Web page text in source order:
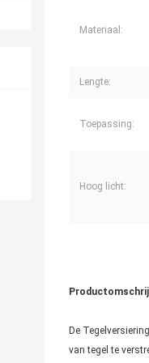
Materiaal:
Lengte:
Toepassing:
Hoog licht:
De
van tegel te